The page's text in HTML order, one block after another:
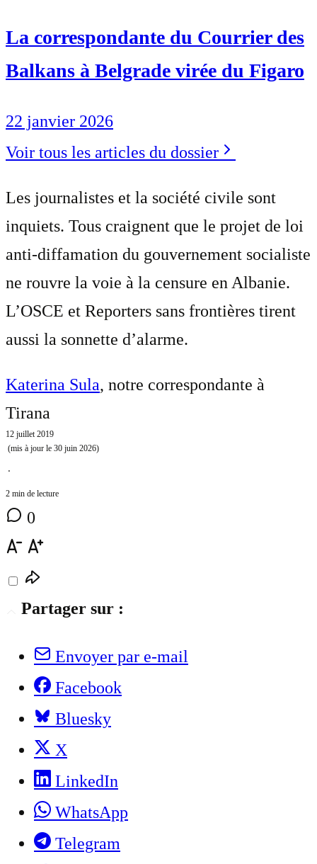
La correspondante du Courrier des
Balkans à Belgrade virée du Figaro
22 janvier 2026
Voir tous les articles du dossier
Les journalistes et la société civile sont
inquiets. Tous craignent que le projet de loi
anti-diffamation du gouvernement socialiste
ne rouvre la voie à la censure en Albanie.
L’OSCE et Reporters sans frontières tirent
aussi la sonnette d’alarme.
Katerina Sula, notre correspondante à
Tirana
12 juillet 2019
(mis à jour le 30 juin 2026)
⋅
2 min de lecture
0
Partager sur :
Envoyer par e-mail
Facebook
Bluesky
X
LinkedIn
WhatsApp
Telegram